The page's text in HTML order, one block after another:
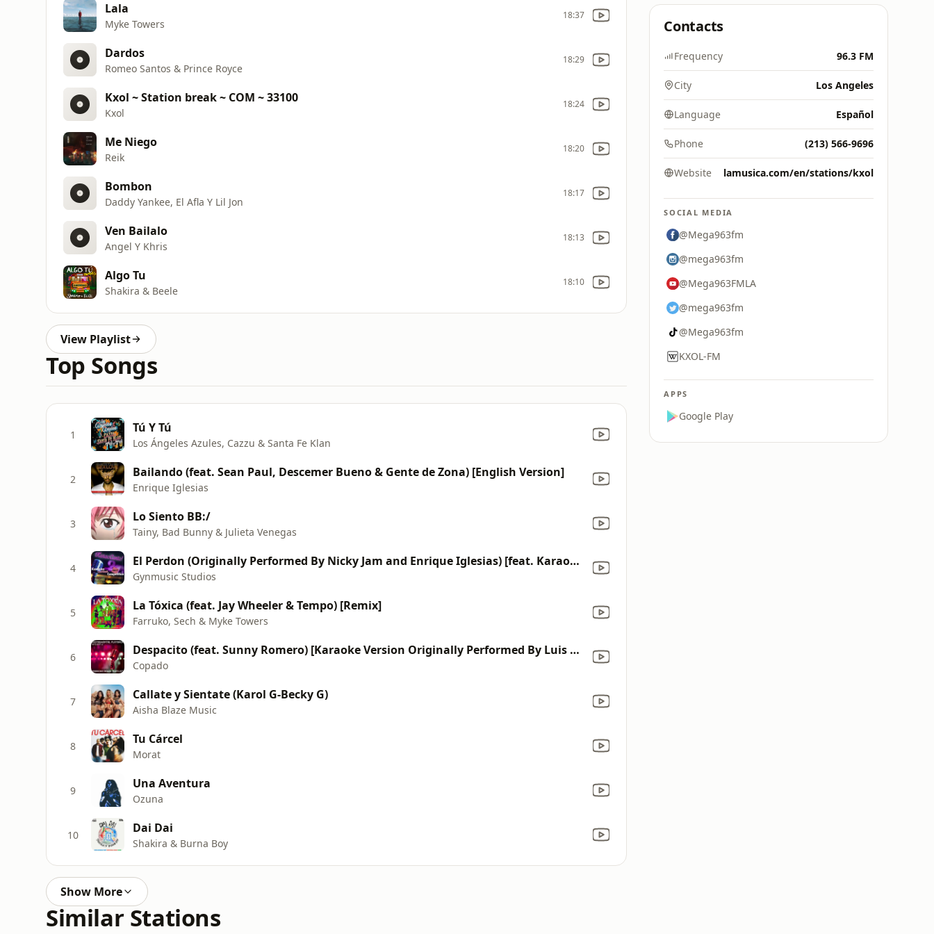
Lala
Myke Towers
18:37
Dardos
Romeo Santos & Prince Royce
18:29
Kxol ~ Station break ~ COM ~ 33100
Kxol
18:24
Me Niego
Reik
18:20
Bombon
Daddy Yankee, El Afla Y Lil Jon
18:17
Ven Bailalo
Angel Y Khris
18:13
Algo Tu
Shakira & Beele
18:10
View Playlist
Top Songs
1 Tú Y Tú
Los Ángeles Azules, Cazzu & Santa Fe Klan
2 Bailando (feat. Sean Paul, Descemer Bueno & Gente de Zona) [English Version]
Enrique Iglesias
3 Lo Siento BB:/
Tainy, Bad Bunny & Julieta Venegas
4 El Perdon (Originally Performed By Nicky Jam and Enrique Iglesias) [feat. KaraoCanto] [Instrumental Version]
Gynmusic Studios
5 La Tóxica (feat. Jay Wheeler & Tempo) [Remix]
Farruko, Sech & Myke Towers
6 Despacito (feat. Sunny Romero) [Karaoke Version Originally Performed By Luis Fonsi feat. Daddy Yankee]
Copado
7 Callate y Sientate (Karol G-Becky G)
Aisha Blaze Music
8 Tu Cárcel
Morat
9 Una Aventura
Ozuna
10 Dai Dai
Shakira & Burna Boy
Show More
Similar Stations
Contacts
Frequency 96.3 FM
City Los Angeles
Language Español
Phone (213) 566-9696
Website lamusica.com/en/stations/kxol
SOCIAL MEDIA
@Mega963fm
@mega963fm
@Mega963FMLA
@mega963fm
@Mega963fm
KXOL-FM
APPS
Google Play